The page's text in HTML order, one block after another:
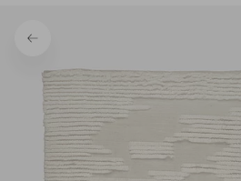
förstasidan
Tillbaka